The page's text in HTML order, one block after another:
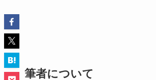
筆者について